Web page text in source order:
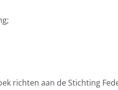
richten aan de Stichting